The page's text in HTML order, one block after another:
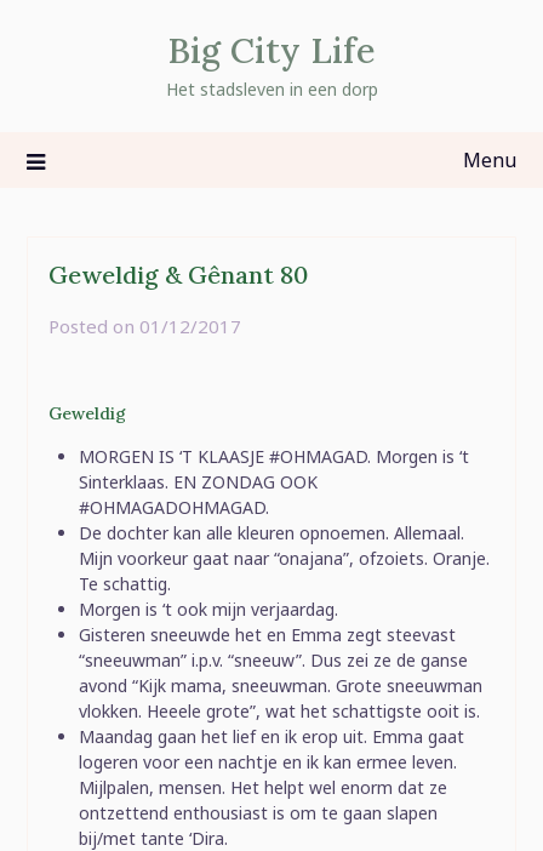
Big City Life
Het stadsleven in een dorp
Menu
Geweldig & Gênant 80
Posted on 01/12/2017
Geweldig
MORGEN IS ‘T KLAASJE #OHMAGAD. Morgen is ‘t
Sinterklaas. EN ZONDAG OOK
#OHMAGADOHMAGAD.
De dochter kan alle kleuren opnoemen. Allemaal.
Mijn voorkeur gaat naar “onajana”, ofzoiets. Oranje.
Te schattig.
Morgen is ‘t ook mijn verjaardag.
Gisteren sneeuwde het en Emma zegt steevast
“sneeuwman” i.p.v. “sneeuw”. Dus zei ze de ganse
avond “Kijk mama, sneeuwman. Grote sneeuwman
vlokken. Heeele grote”, wat het schattigste ooit is.
Maandag gaan het lief en ik erop uit. Emma gaat
logeren voor een nachtje en ik kan ermee leven.
Mijlpalen, mensen. Het helpt wel enorm dat ze
ontzettend enthousiast is om te gaan slapen
bij/met tante ‘Dira.